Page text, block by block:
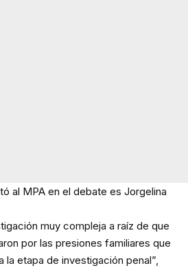
al MPA en el debate es Jorgelina
muy compleja a raíz de que
por las presiones familiares que
etapa de investigación penal”,